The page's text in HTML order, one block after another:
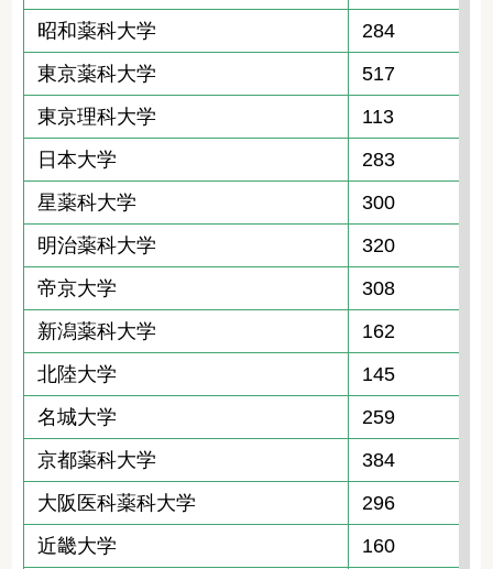
昭和薬科大学
284
東京薬科大学
517
東京理科大学
113
日本大学
283
星薬科大学
300
明治薬科大学
320
帝京大学
308
新潟薬科大学
162
北陸大学
145
名城大学
259
京都薬科大学
384
大阪医科薬科大学
296
近畿大学
160